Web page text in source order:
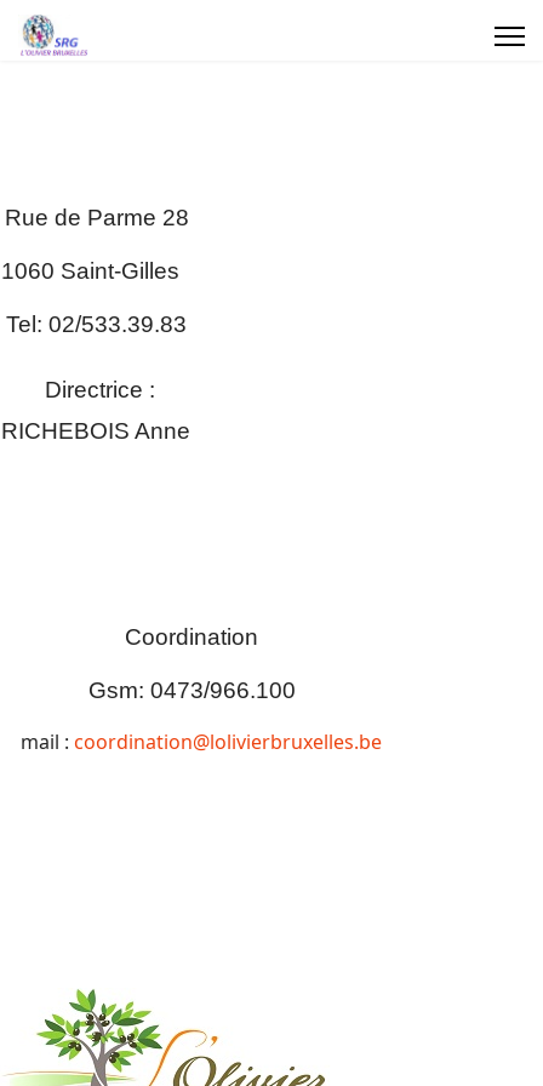
Rue de Parme 28
1060 Saint-Gilles
Tel: 02/533.39.83
Directrice :
RICHEBOIS Anne
Coordination
Gsm: 0473/966.100
mail : coordination@lolivierbruxelles.be